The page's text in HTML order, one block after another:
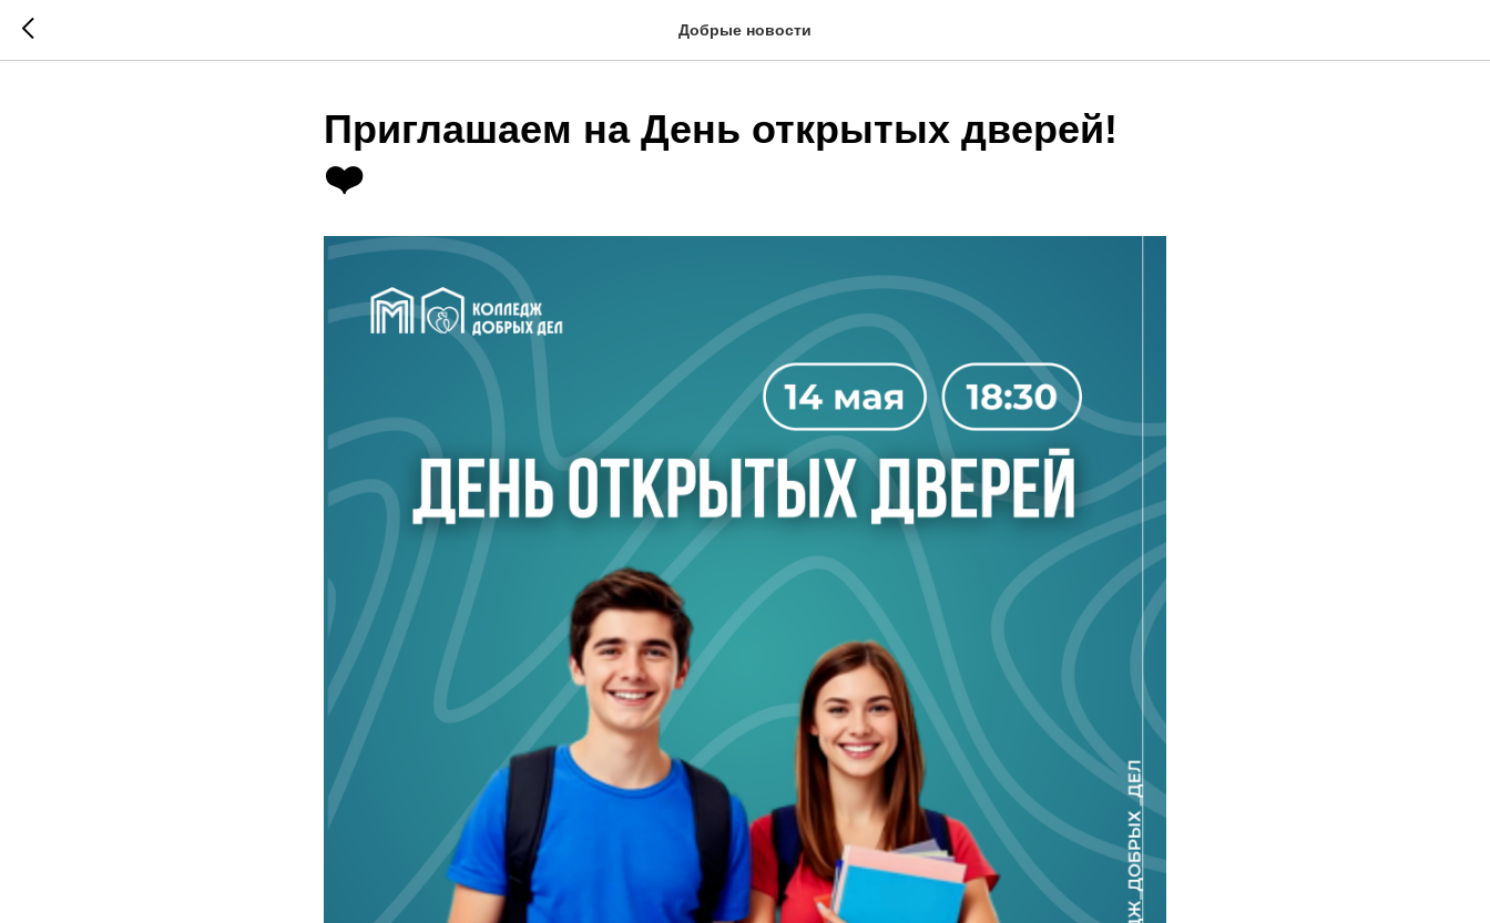
Добрые новости
Приглашаем на День открытых дверей!
❤️